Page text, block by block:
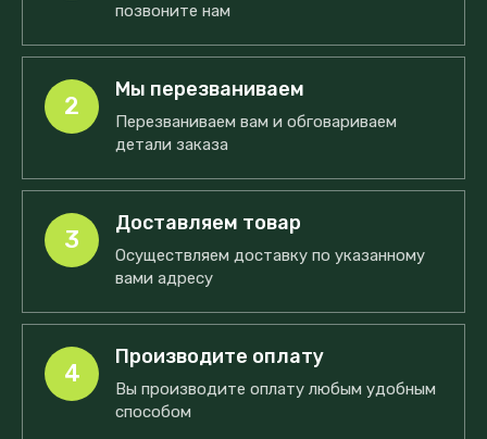
позвоните нам
2
Мы перезваниваем
Перезваниваем вам и обговариваем
детали заказа
3
Доставляем товар
Осуществляем доставку по указанному
вами адресу
4
Производите оплату
Вы производите оплату любым удобным
способом